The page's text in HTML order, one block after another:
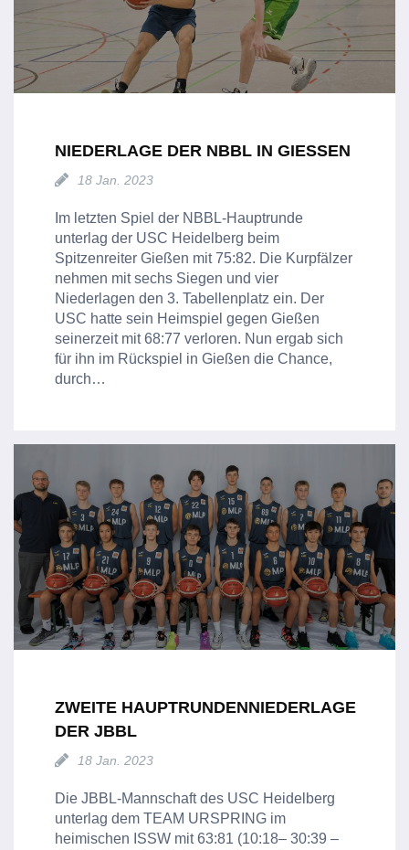
NIEDERLAGE DER NBBL IN GIESSEN
18 Jan. 2023
Im letzten Spiel der NBBL-Hauptrunde
unterlag der USC Heidelberg beim
Spitzenreiter Gießen mit 75:82. Die Kurpfälzer
nehmen mit sechs Siegen und vier
Niederlagen den 3. Tabellenplatz ein. Der
USC hatte sein Heimspiel gegen Gießen
seinerzeit mit 68:77 verloren. Nun ergab sich
für ihn im Rückspiel in Gießen die Chance,
durch…
ZWEITE HAUPTRUNDENNIEDERLAGE
DER JBBL
18 Jan. 2023
Die JBBL-Mannschaft des USC Heidelberg
unterlag dem TEAM URSPRING im
heimischen ISSW mit 63:81 (10:18– 30:39 –